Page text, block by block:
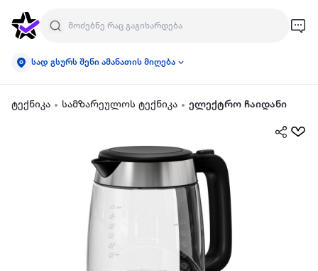
სად გსურს შენი ამანათის მიღება
ტექნიკა სამზარეულოს ტექნიკა ელექტრო ჩაიდანი